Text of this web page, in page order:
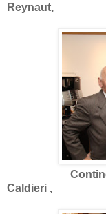
Reynaut,
Caldieri ,